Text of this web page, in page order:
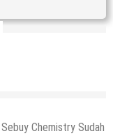
Chemistry Sudah